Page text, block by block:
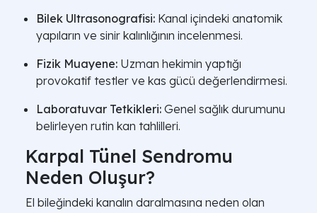
Bilek Ultrasonografisi: Kanal içindeki anatomik
yapıların ve sinir kalınlığının incelenmesi.
Fizik Muayene: Uzman hekimin yaptığı
provokatif testler ve kas gücü değerlendirmesi.
Laboratuvar Tetkikleri: Genel sağlık durumunu
belirleyen rutin kan tahlilleri.
Karpal Tünel Sendromu
Neden Oluşur?
El bileğindeki kanalın daralmasına neden olan